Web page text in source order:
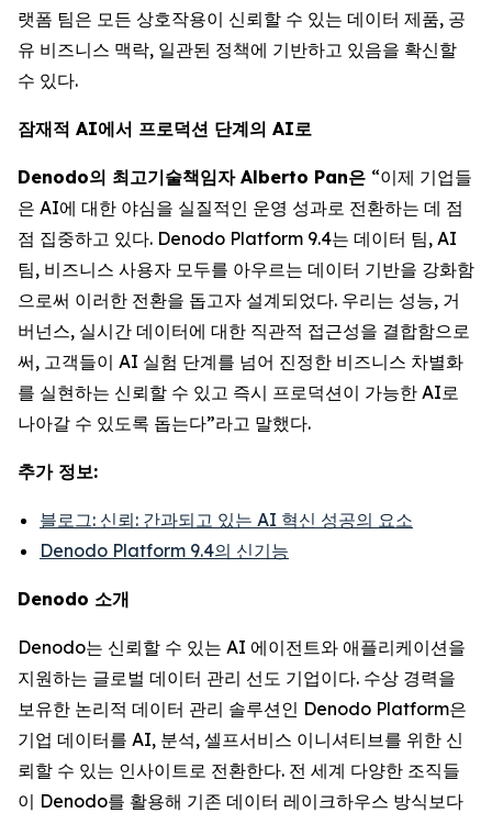
랫폼 팀은 모든 상호작용이 신뢰할 수 있는 데이터 제품, 공
유 비즈니스 맥락, 일관된 정책에 기반하고 있음을 확신할
수 있다.
잠재적 AI에서 프로덕션 단계의 AI로
Denodo의 최고기술책임자 Alberto Pan은 “이제 기업들
은 AI에 대한 야심을 실질적인 운영 성과로 전환하는 데 점
점 집중하고 있다. Denodo Platform 9.4는 데이터 팀, AI
팀, 비즈니스 사용자 모두를 아우르는 데이터 기반을 강화함
으로써 이러한 전환을 돕고자 설계되었다. 우리는 성능, 거
버넌스, 실시간 데이터에 대한 직관적 접근성을 결합함으로
써, 고객들이 AI 실험 단계를 넘어 진정한 비즈니스 차별화
를 실현하는 신뢰할 수 있고 즉시 프로덕션이 가능한 AI로
나아갈 수 있도록 돕는다”라고 말했다.
추가 정보:
블로그: 신뢰: 간과되고 있는 AI 혁신 성공의 요소
Denodo Platform 9.4의 신기능
Denodo 소개
Denodo는 신뢰할 수 있는 AI 에이전트와 애플리케이션을
지원하는 글로벌 데이터 관리 선도 기업이다. 수상 경력을
보유한 논리적 데이터 관리 솔루션인 Denodo Platform은
기업 데이터를 AI, 분석, 셀프서비스 이니셔티브를 위한 신
뢰할 수 있는 인사이트로 전환한다. 전 세계 다양한 조직들
이 Denodo를 활용해 기존 데이터 레이크하우스 방식보다